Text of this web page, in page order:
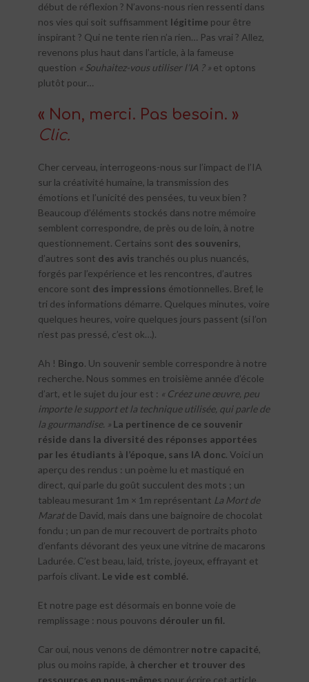
début de réflexion ? N’avons-nous rien ressenti dans
nos vies qui soit suffisamment légitime pour être
inspirant ? Qui ne tente rien n’a rien… Pas vrai ? Allez,
revenons plus haut dans l’article, à la fameuse
question « Souhaitez-vous utiliser l’IA ? » et optons
plutôt pour…
« Non, merci. Pas besoin. »
Clic.
Cher cerveau, interrogeons-nous sur l’impact de l’IA
sur la créativité humaine, la transmission des
émotions et l’unicité des pensées, tu veux bien ?
Beaucoup d’éléments stockés dans notre mémoire
semblent correspondre, de près ou de loin, à notre
questionnement. Certains sont des souvenirs,
d’autres sont des avis tranchés ou plus nuancés,
forgés par l’expérience et les rencontres, d’autres
encore sont des impressions émotionnelles. Bref, le
tri des informations démarre. Quelques minutes, voire
quelques heures, voire quelques jours passent (si l’on
n’est pas pressé, c’est ok…).
Ah ! Bingo. Un souvenir semble correspondre à notre
recherche. Nous sommes en troisième année d’école
d’art, et le sujet du jour est : « Créez une œuvre, peu
importe le support et la technique utilisée, qui parle de
la gourmandise. » La pertinence de ce souvenir
réside dans la diversité des réponses apportées
par les étudiants à l’époque, sans IA donc. Voici un
aperçu des rendus : un poème lu et mastiqué en
direct, qui parle du goût succulent des mots ; un
tableau mesurant 1m × 1m représentant La Mort de
Maratde David, mais dans une baignoire de chocolat
fondu ; un pan de mur recouvert de portraits photo
d’enfants dévorant des yeux une vitrine de macarons
Ladurée. C’est beau, laid, triste, joyeux, effrayant et
parfois clivant. Le vide est comblé.
Et notre page est désormais en bonne voie de
remplissage : nous pouvons dérouler un fil.
Car oui, nous venons de démontrer notre capacité,
plus ou moins rapide, à chercher et trouver des